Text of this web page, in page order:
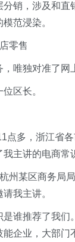
销，涉及和
范浸染。
零售
唯独对准了网
区长。
点多，浙江省
主讲的电商常
州某区商务局
我主讲。
是谁推荐了我
企业，大部门